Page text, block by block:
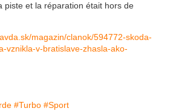
piste et la réparation était hors de
magazin/clanok/594772-skoda-
vznikla-v-bratislave-zhasla-ako-
#Turbo #Sport